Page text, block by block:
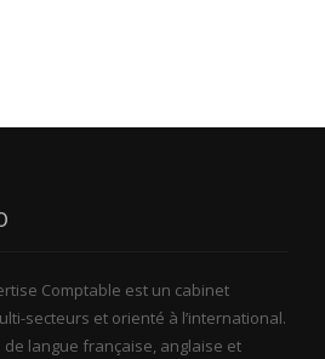
Comptable est un cabinet
secteurs et orienté à l’international.
de langue française, anglaise et